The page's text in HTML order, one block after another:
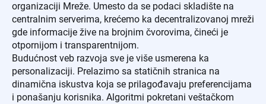
organizaciji Mreže. Umesto da se podaci skladište na
centralnim serverima, krećemo ka decentralizovanoj mreži
gde informacije žive na brojnim čvorovima, čineći je
otpornijom i transparentnijom.
Budućnost veb razvoja sve je više usmerena ka
personalizaciji. Prelazimo sa statičnih stranica na
dinamična iskustva koja se prilagođavaju preferencijama
i ponašanju korisnika. Algoritmi pokretani veštačkom